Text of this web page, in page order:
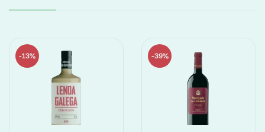
13% 39%